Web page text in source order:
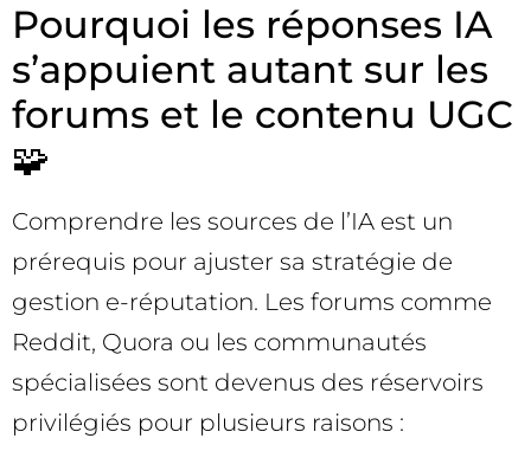
Pourquoi les réponses IA
s’appuient autant sur les
forums et le contenu UGC
🧩
Comprendre les sources de l’IA est un
prérequis pour ajuster sa stratégie de
gestion e-réputation. Les forums comme
Reddit, Quora ou les communautés
spécialisées sont devenus des réservoirs
privilégiés pour plusieurs raisons :